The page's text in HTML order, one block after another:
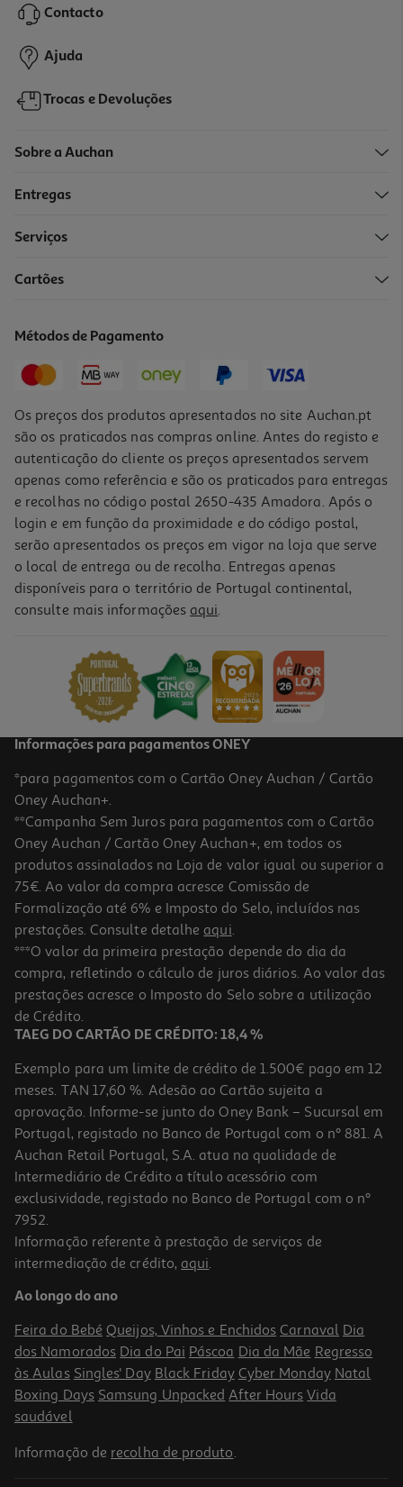
Price reduced from
7,49 €to
6,49 €
Contacto
Ajuda
Trocas e Devoluções
Sobre a Auchan
Entregas
Serviços
Cartões
Métodos de Pagamento
Os preços dos produtos apresentados no site Auchan.pt
são os praticados nas compras online. Antes do registo e
autenticação do cliente os preços apresentados servem
apenas como referência e são os praticados para entregas
e recolhas no código postal 2650-435 Amadora. Após o
login e em função da proximidade e do código postal,
serão apresentados os preços em vigor na loja que serve
o local de entrega ou de recolha. Entregas apenas
disponíveis para o território de Portugal continental,
consulte mais informações aqui.
Informações para pagamentos ONEY
*para pagamentos com o Cartão Oney Auchan / Cartão
Oney Auchan+.
**Campanha Sem Juros para pagamentos com o Cartão
Oney Auchan / Cartão Oney Auchan+, em todos os
produtos assinalados na Loja de valor igual ou superior a
75€. Ao valor da compra acresce Comissão de
Formalização até 6% e Imposto do Selo, incluídos nas
prestações. Consulte detalhe aqui.
***O valor da primeira prestação depende do dia da
compra, refletindo o cálculo de juros diários. Ao valor das
prestações acresce o Imposto do Selo sobre a utilização
de Crédito.
TAEG DO CARTÃO DE CRÉDITO: 18,4 %
Exemplo para um limite de crédito de 1.500€ pago em 12
meses. TAN 17,60 %. Adesão ao Cartão sujeita a
aprovação. Informe-se junto do Oney Bank – Sucursal em
Portugal, registado no Banco de Portugal com o nº 881. A
Auchan Retail Portugal, S.A. atua na qualidade de
Intermediário de Crédito a título acessório com
exclusividade, registado no Banco de Portugal com o nº
7952.
Informação referente à prestação de serviços de
intermediação de crédito, aqui.
Ao longo do ano
Feira do Bebé Queijos, Vinhos e Enchidos Carnaval Dia
dos Namorados Dia do Pai Páscoa Dia da Mãe Regresso
às Aulas Singles' Day Black Friday Cyber Monday Natal
Boxing Days Samsung Unpacked After Hours Vida
saudável
Informação de recolha de produto.